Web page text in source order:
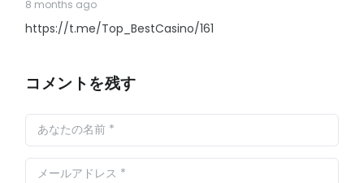
8 months ago
https://t.me/Top_BestCasino/161
コメントを残す